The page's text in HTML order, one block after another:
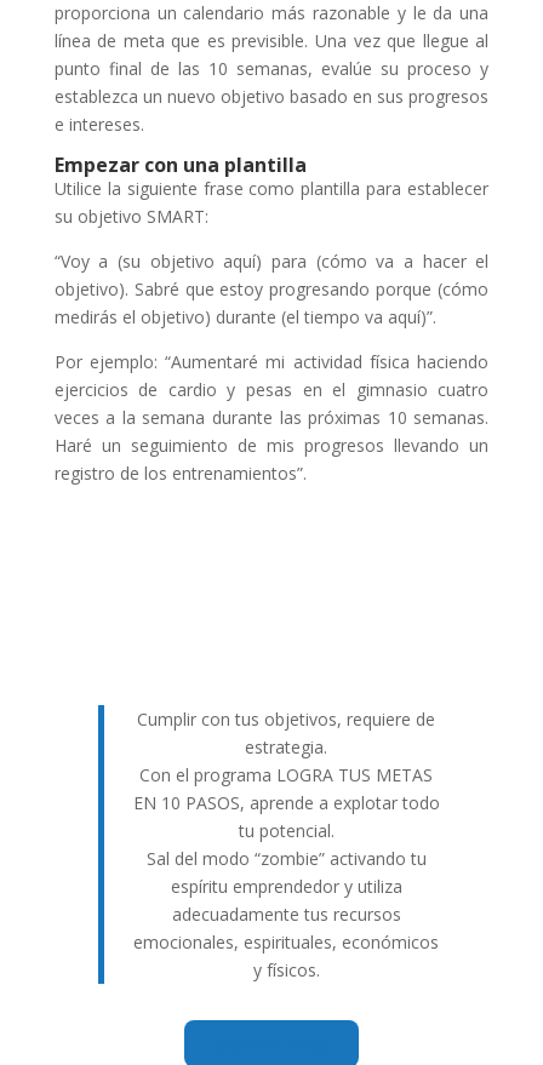
proporciona un calendario más razonable y le da una
línea de meta que es previsible. Una vez que llegue al
punto final de las 10 semanas, evalúe su proceso y
establezca un nuevo objetivo basado en sus progresos
e intereses.
Empezar con una plantilla
Utilice la siguiente frase como plantilla para establecer
su objetivo SMART:
“Voy a (su objetivo aquí) para (cómo va a hacer el
objetivo). Sabré que estoy progresando porque (cómo
medirás el objetivo) durante (el tiempo va aquí)”.
Por ejemplo: “Aumentaré mi actividad física haciendo
ejercicios de cardio y pesas en el gimnasio cuatro
veces a la semana durante las próximas 10 semanas.
Haré un seguimiento de mis progresos llevando un
registro de los entrenamientos”.
Cumplir con tus objetivos, requiere de
estrategia.
Con el programa LOGRA TUS METAS
EN 10 PASOS, aprende a explotar todo
tu potencial.
Sal del modo “zombie” activando tu
espíritu emprendedor y utiliza
adecuadamente tus recursos
emocionales, espirituales, económicos
y físicos.